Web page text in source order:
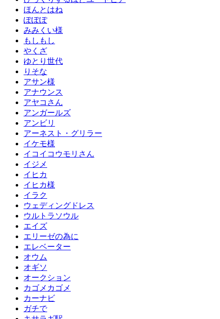
ほんとはね
ぽぽぽ
みみくい様
もしもし
やくざ
ゆとり世代
りそな
アサン様
アナウンス
アヤコさん
アンガールズ
アンビリ
アーネスト・グリラー
イケモ様
イコイコウモリさん
イジメ
イヒカ
イヒカ様
イラク
ウェディングドレス
ウルトラソウル
エイズ
エリーゼの為に
エレベーター
オウム
オギソ
オークション
カゴメカゴメ
カーナビ
ガチで